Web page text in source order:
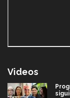
Videos